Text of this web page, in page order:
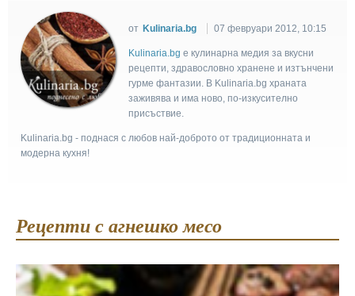
от Kulinaria.bg 07 февруари 2012, 10:15
Kulinaria.bg e кулинарна медия за вкусни
рецепти, здравословно хранене и изтънчени
гурме фантазии. В Kulinaria.bg храната
заживява и има ново, по-изкусително
присъствие.
Kulinaria.bg - поднася с любов най-доброто от традиционната и
модерна кухня!
Рецепти с агнешко месо